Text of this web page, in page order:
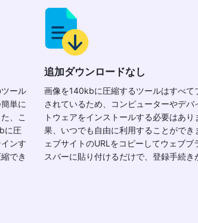
ール
単に
、こ
に圧
ンす
でき
追加ダウンロードなし
画像を140kbに圧縮するツールはすべて
されているため、コンピューターやデバ
トウェアをインストールする必要はあ
果、いつでも自由に利用することができ
ェブサイトのURLをコピーしてウェブブ
スバーに貼り付けるだけで、登録手続き